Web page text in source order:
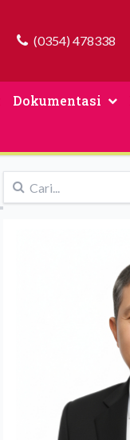
(0354) 478338
Dokumentasi